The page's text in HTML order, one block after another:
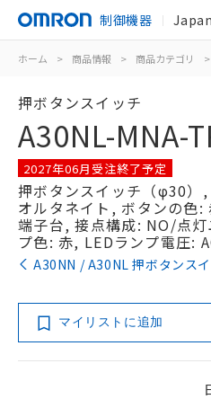
制御機器 Japan
ホーム > 商品情報 > 商品カテゴリ >
押ボタンスイッチ
A30NL-MNA-
2027年06月受注終了予定
押ボタンスイッチ（φ30
オルタネイト, ボタンの色
端子台, 接点構成: NO/点
プ色: 赤, LEDランプ電圧:
A30NN / A30NL 押ボタンス
マイリストに追加